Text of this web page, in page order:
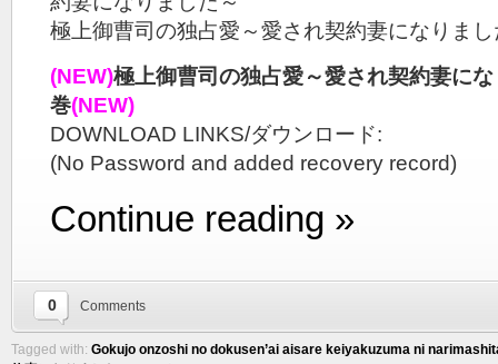
極上御曹司の独占愛～愛され契約妻になりま
(NEW)極上御曹司の独占愛～愛され契約妻に
巻(NEW)
DOWNLOAD LINKS/ダウンロード:
(No Password and added recovery record)
Continue reading »
0 Comments
Tagged with: Gokujo onzoshi no dokusen’ai aisare keiyakuzuma ni